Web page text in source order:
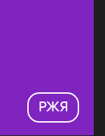
РЖЯ